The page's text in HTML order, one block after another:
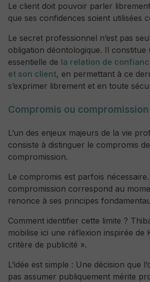
Le client doit pouvoir parler
que ses confidences soient utilisées
Le secret professionnel n’est pas
obligation déontologique. Il constitue
essentielle de la relation de
et son client, en permettant à ce
s’exprimer librement et en toute
Compromis ou compromission
L’un des enjeux majeurs de la vie
consiste à distinguer le compromis
compromission.
Le compromis est parfois
compromission correspond au
renonce à ses principes
Comment identifier cette limite ?
mobilise ici une réflexion inspirée de
critère de publicité ».
L’idée est simple : Une décision que
pas assumer publiquement mérite